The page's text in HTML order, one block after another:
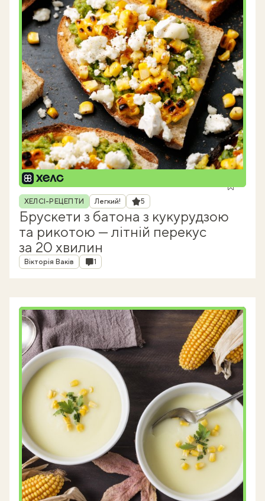
Рубрика
ХЕЛСІ-РЕЦЕПТИ Легкий! Рейтинг
5
Брускети з батона з кукурудзою
та рикотою — літній перекус
за 20 хвилин
Автор
Вікторія Ваків Коментарі
1